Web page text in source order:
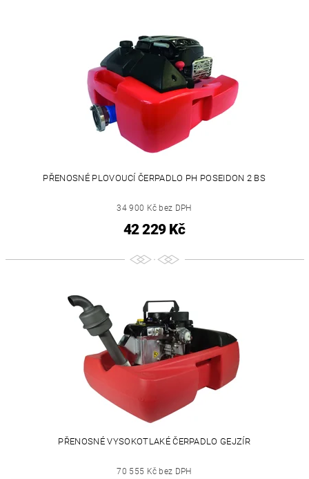
PŘENOSNÉ PLOVOUCÍ ČERPADLO PH POSEIDON 2 BS
34 900 Kč bez DPH
42 229 Kč
PŘENOSNÉ VYSOKOTLAKÉ ČERPADLO GEJZÍR
70 555 Kč bez DPH